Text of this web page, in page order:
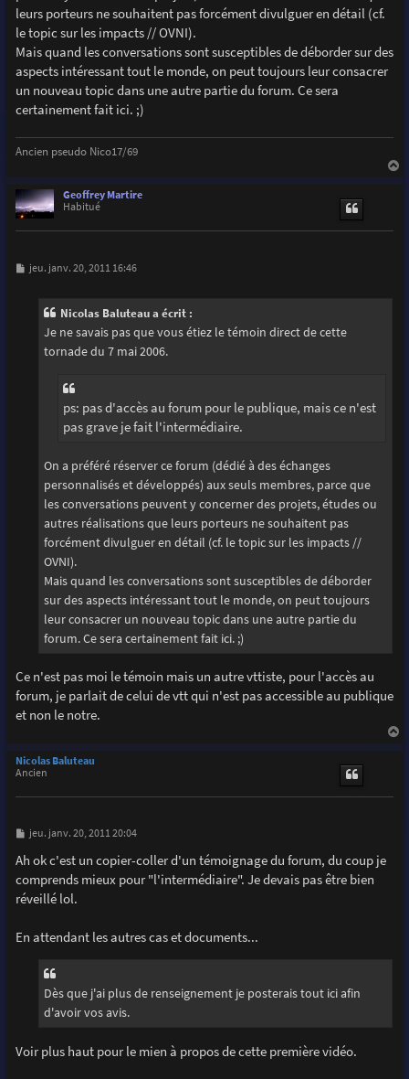
leurs porteurs ne souhaitent pas forcément divulguer en détail (cf.
le topic sur les impacts // OVNI).
Mais quand les conversations sont susceptibles de déborder sur des
aspects intéressant tout le monde, on peut toujours leur consacrer
un nouveau topic dans une autre partie du forum. Ce sera
certainement fait ici. ;)
Ancien pseudo Nico17/69
Geoffrey Martire
Habitué
M
jeu. janv. 20, 2011 16:46
Nicolas Baluteau a écrit :
Je ne savais pas que vous étiez le témoin direct de cette
tornade du 7 mai 2006.
ps: pas d'accès au forum pour le publique, mais ce n'est
pas grave je fait l'intermédiaire.
On a préféré réserver ce forum (dédié à des échanges
personnalisés et développés) aux seuls membres, parce que
les conversations peuvent y concerner des projets, études ou
autres réalisations que leurs porteurs ne souhaitent pas
forcément divulguer en détail (cf. le topic sur les impacts //
OVNI).
Mais quand les conversations sont susceptibles de déborder
sur des aspects intéressant tout le monde, on peut toujours
leur consacrer un nouveau topic dans une autre partie du
forum. Ce sera certainement fait ici. ;)
Ce n'est pas moi le témoin mais un autre vttiste, pour l'accès au
forum, je parlait de celui de vtt qui n'est pas accessible au publique
et non le notre.
Nicolas Baluteau
Ancien
M
s
s
a
e
jeu. janv. 20, 2011 20:04
Ah ok c'est un copier-coller d'un témoignage du forum, du coup je
comprends mieux pour "l'intermédiaire". Je devais pas être bien
réveillé lol.
En attendant les autres cas et documents...
Dès que j'ai plus de renseignement je posterais tout ici afin
d'avoir vos avis.
Voir plus haut pour le mien à propos de cette première vidéo.